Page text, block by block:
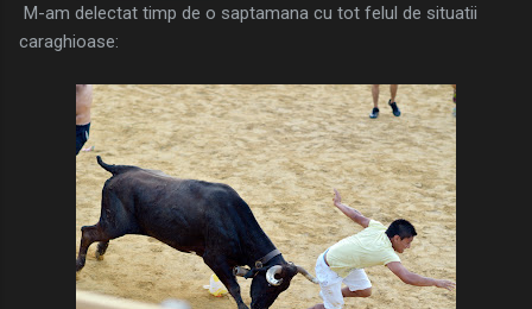
M-am delectat timp de o saptamana cu tot felul de situatii
caraghioase: